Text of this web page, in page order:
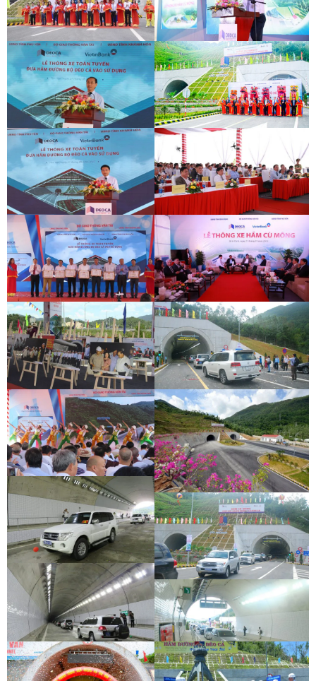
LỄ THÔNG HẦM ĐÈO CẢ
LỄ THÔNG HẦM ĐÈO CẢ
LỄ THÔNG HẦM ĐÈO CẢ
LỄ THÔNG HẦM ĐÈO CẢ
LỄ THÔNG HẦM ĐÈO CẢ
LỄ THÔNG HẦM ĐÈO CẢ
LỄ THÔNG HẦM ĐÈO CẢ
LỄ THÔNG HẦM CÙ MÔNG
LỄ THÔNG HẦM CÙ MÔNG
LỄ THÔNG HẦM CÙ MÔNG
LỄ THÔNG HẦM CÙ MÔNG
LỄ THÔNG HẦM CÙ MÔNG
LỄ THÔNG HẦM CÙ MÔNG
LỄ THÔNG HẦM CÙ MÔNG